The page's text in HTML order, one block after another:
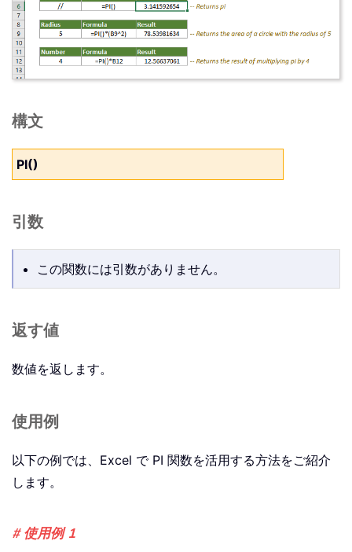
構文
PI()
引数
この関数には引数がありません。
返す値
数値を返します。
使用例
以下の例では、Excel で PI 関数を活用する方法をご紹介
します。
# 使用例 1